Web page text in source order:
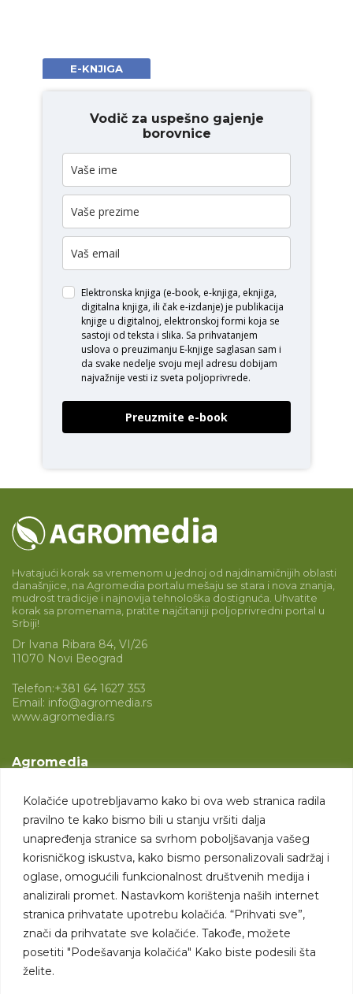
Kolačiće upotrebljavamo kako bi ova web stranica radila
pravilno te kako bismo bili u stanju vršiti dalja
unapređenja stranice sa svrhom poboljšavanja vašeg
korisničkog iskustva, kako bismo personalizovali sadržaj i
oglase, omogućili funkcionalnost društvenih medija i
analizirali promet. Nastavkom korištenja naših internet
stranica prihvatate upotrebu kolačića. “Prihvati sve”,
znači da prihvatate sve kolačiće. Takođe, možete
posetiti "Podešavanja kolačića" Kako biste podesili šta
želite.
E-KNJIGA
Vodič za uspešno gajenje
borovnice
Elektronska knjiga (e-book, e-knjiga, eknjiga,
digitalna knjiga, ili čak e-izdanje) je publikacija
knjige u digitalnoj, elektronskoj formi koja se
sastoji od teksta i slika. Sa prihvatanjem
uslova o preuzimanju E-knjige saglasan sam i
da svake nedelje svoju mejl adresu dobijam
najvažnije vesti iz sveta poljoprivrede.
Preuzmite e-book
Hvatajući korak sa vremenom u jednoj od najdinamičnijih oblasti
današnjice, na Agromedia portalu mešaju se stara i nova znanja,
mudrost tradicije i najnovija tehnološka dostignuća. Uhvatite
korak sa promenama, pratite najčitaniji poljoprivredni portal u
Srbiji!
Dr Ivana Ribara 84, VI/26
11070 Novi Beograd
Telefon:+381 64 1627 353
Email: info@agromedia.rs
www.agromedia.rs
Agromedia
Svet poljoprivrede
Marketing usluge
Tražimo saradnike
Kontakt
Kontakt